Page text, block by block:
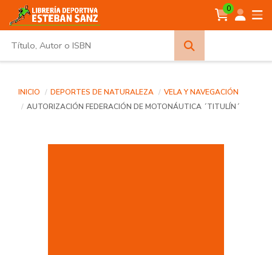
0
INICIO DEPORTES DE NATURALEZA
VELA Y NAVEGACIÓN
AUTORIZACIÓN FEDERACIÓN DE MOTONÁUTICA ´TITULÍN´